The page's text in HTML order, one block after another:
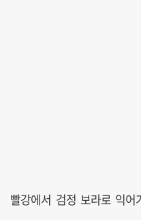
빨강에서 검정 보라로 익어